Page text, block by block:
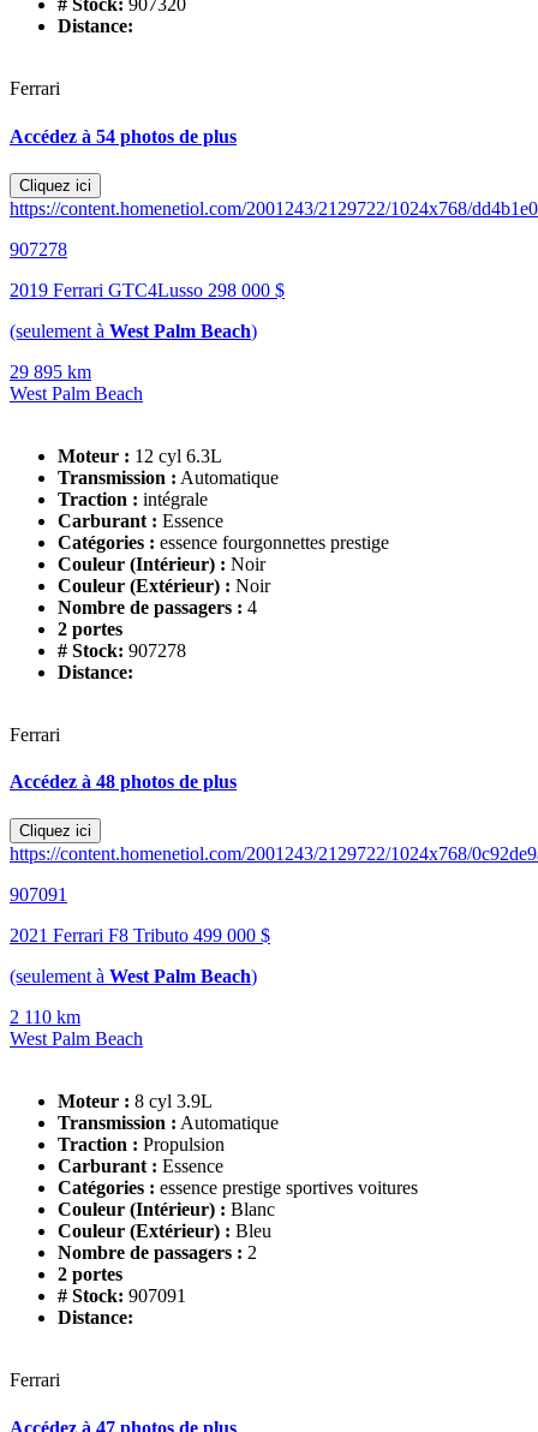
# Stock: 907320
Distance:
Ferrari
Accédez à 54 photos de plus
Cliquez ici
https://content.homenetiol.com/2001243/2129722/1024x768/
907278
2019 Ferrari GTC4Lusso 298 000 $
(seulement à West Palm Beach)
29 895 km
West Palm Beach
Moteur : 12 cyl 6.3L
Transmission : Automatique
Traction : intégrale
Carburant : Essence
Catégories : essence fourgonnettes prestige
Couleur (Intérieur) : Noir
Couleur (Extérieur) : Noir
Nombre de passagers : 4
2 portes
# Stock: 907278
Distance:
Ferrari
Accédez à 48 photos de plus
Cliquez ici
https://content.homenetiol.com/2001243/2129722/1024x768/
907091
2021 Ferrari F8 Tributo 499 000 $
(seulement à West Palm Beach)
2 110 km
West Palm Beach
Moteur : 8 cyl 3.9L
Transmission : Automatique
Traction : Propulsion
Carburant : Essence
Catégories : essence prestige sportives voitures
Couleur (Intérieur) : Blanc
Couleur (Extérieur) : Bleu
Nombre de passagers : 2
2 portes
# Stock: 907091
Distance:
Ferrari
Accédez à 47 photos de plus